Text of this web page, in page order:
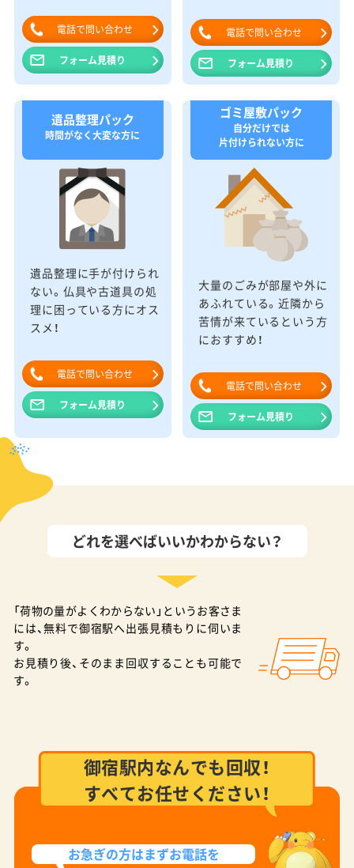
電話で問い合わせ
フォーム見積り
電話で問い合わせ
フォーム見積り
遺品整理パック
時間がなく大変な方に
遺品整理に手が付けられ
ない。仏具や古道具の処
理に困っている方にオス
スメ！
電話で問い合わせ
フォーム見積り
ゴミ屋敷パック
自分だけでは
片付けられない方に
大量のごみが部屋や外に
あふれている。近隣から
苦情が来ているという方
におすすめ！
電話で問い合わせ
フォーム見積り
どれを選べばいいかわからない？
「荷物の量がよくわからない」というお客さま
には、無料で御宿駅へ出張見積もりに伺いま
す。
お見積り後、そのまま回収することも可能で
す。
御宿駅内なんでも回収！
すべてお任せください！
お急ぎの方はまずお電話を